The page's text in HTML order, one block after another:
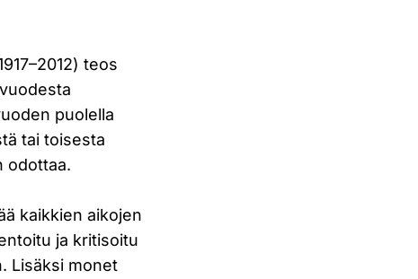
teos
puolella
tai toisesta
odottaa.
kaikkien aikojen
ja kritisoitu
Lisäksi monet